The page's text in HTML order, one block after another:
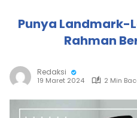
Punya Landmark-
Rahman
Redaksi
19 Maret 2024 2 Min